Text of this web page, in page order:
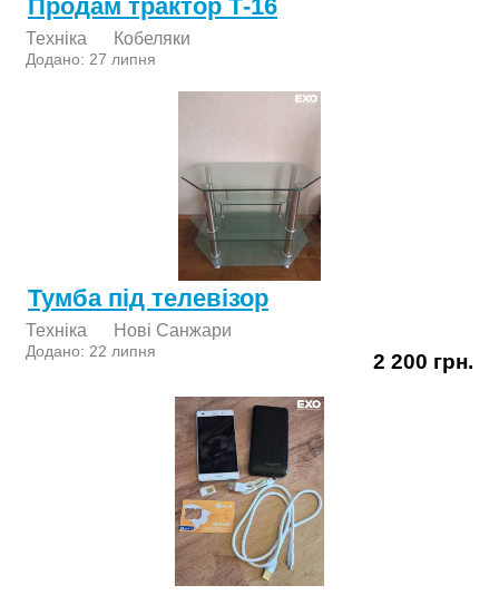
Продам трактор Т-16
Техніка Кобеляки
Додано: 27 липня
Тумба під телевізор
Техніка Нові Cанжари
Додано: 22 липня 2 200 грн.